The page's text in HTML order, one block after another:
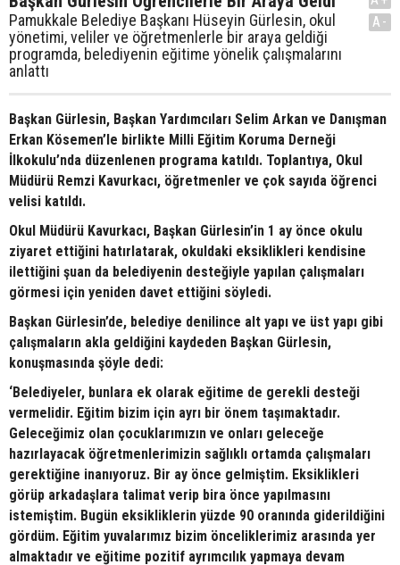
Pamukkale Belediye Başkanı Hüseyin Gürlesin, okul
yönetimi, veliler ve öğretmenlerle bir araya geldiği
programda, belediyenin eğitime yönelik çalışmalarını
anlattı
A-
Başkan Gürlesin, Başkan Yardımcıları Selim Arkan ve Danışman
Erkan Kösemen’le birlikte Milli Eğitim Koruma Derneği
İlkokulu’nda düzenlenen programa katıldı. Toplantıya, Okul
Müdürü Remzi Kavurkacı, öğretmenler ve çok sayıda öğrenci
velisi katıldı.
Okul Müdürü Kavurkacı, Başkan Gürlesin’in 1 ay önce okulu
ziyaret ettiğini hatırlatarak, okuldaki eksiklikleri kendisine
ilettiğini şuan da belediyenin desteğiyle yapılan çalışmaları
görmesi için yeniden davet ettiğini söyledi.
Başkan Gürlesin’de, belediye denilince alt yapı ve üst yapı gibi
çalışmaların akla geldiğini kaydeden Başkan Gürlesin,
konuşmasında şöyle dedi:
‘Belediyeler, bunlara ek olarak eğitime de gerekli desteği
vermelidir. Eğitim bizim için ayrı bir önem taşımaktadır.
Geleceğimiz olan çocuklarımızın ve onları geleceğe
hazırlayacak öğretmenlerimizin sağlıklı ortamda çalışmaları
gerektiğine inanıyoruz. Bir ay önce gelmiştim. Eksiklikleri
görüp arkadaşlara talimat verip bira önce yapılmasını
istemiştim. Bugün eksikliklerin yüzde 90 oranında giderildiğini
gördüm. Eğitim yuvalarımız bizim önceliklerimiz arasında yer
almaktadır ve eğitime pozitif ayrımcılık yapmaya devam